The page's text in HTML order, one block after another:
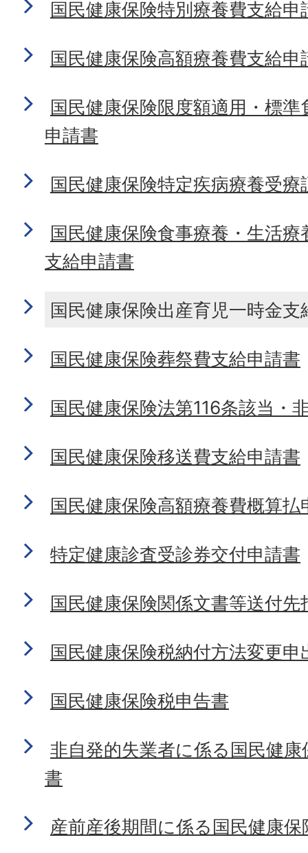
国民健康保険特別療養費支給申
国民健康保険高額療養費支給申
国民健康保険限度額適用・標
申請書
国民健康保険特定疾病療養受療
国民健康保険食事療養・生活
支給申請書
国民健康保険出産育児一時金支
国民健康保険葬祭費支給申請書
国民健康保険法第116条該当・
国民健康保険移送費支給申請書
国民健康保険高額療養費概算払
特定健康診査受診券交付申請書
国民健康保険関係文書等送付先
国民健康保険税納付方法変更申
国民健康保険税申告書
非自発的失業者に係る国民健
書
産前産後期間に係る国民健康